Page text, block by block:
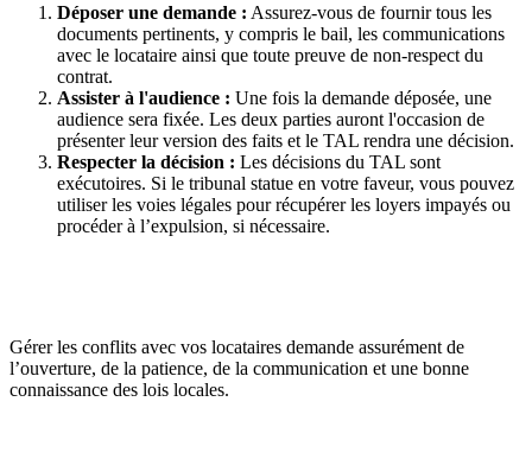
Déposer une demande : Assurez-vous de fournir tous les
documents pertinents, y compris le bail, les communications
avec le locataire ainsi que toute preuve de non-respect du
contrat.
Assister à l'audience : Une fois la demande déposée, une
audience sera fixée. Les deux parties auront l'occasion de
présenter leur version des faits et le TAL rendra une décision.
Respecter la décision : Les décisions du TAL sont
exécutoires. Si le tribunal statue en votre faveur, vous pouvez
utiliser les voies légales pour récupérer les loyers impayés ou
procéder à l’expulsion, si nécessaire.
Gérer les conflits avec vos locataires demande assurément de
l’ouverture, de la patience, de la communication et une bonne
connaissance des lois locales.